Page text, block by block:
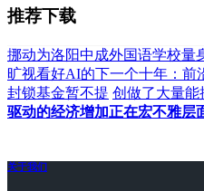
推荐下载
挪动为洛阳中成外国语学校量
旷视看好AI的下一个十年：前
封锁基金暂不提 创做了大量能
驱动的经济增加正在宏不雅层
关于我们